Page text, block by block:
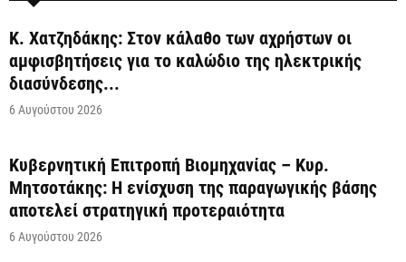
Κ. Χατζηδάκης: Στον κάλαθο των αχρήστων οι
αμφισβητήσεις για το καλώδιο της ηλεκτρικής
διασύνδεσης...
6 Αυγούστου 2026
Κυβερνητική Επιτροπή Βιομηχανίας – Κυρ.
Μητσοτάκης: Η ενίσχυση της παραγωγικής βάσης
αποτελεί στρατηγική προτεραιότητα
6 Αυγούστου 2026